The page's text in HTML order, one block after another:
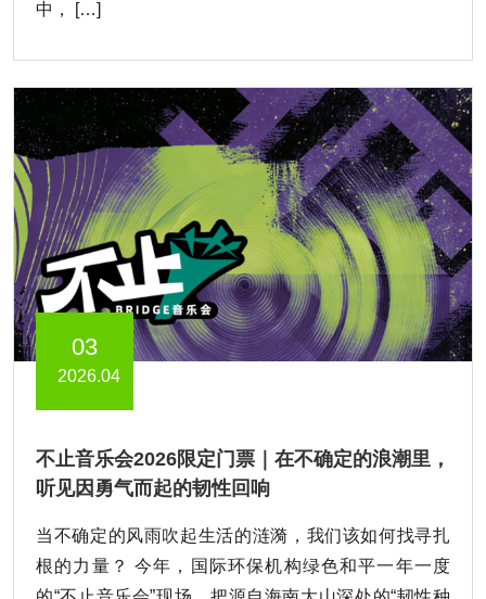
中， […]
03
2026.04
不止音乐会2026限定门票｜在不确定的浪潮里，
听见因勇气而起的韧性回响
当不确定的风雨吹起生活的涟漪，我们该如何找寻扎
根的力量？ 今年，国际环保机构绿色和平一年一度